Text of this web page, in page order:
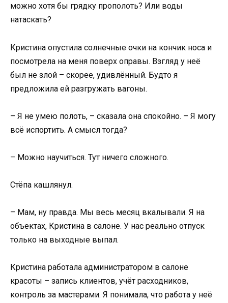
можно хотя бы грядку прополоть? Или воды
натаскать?
Кристина опустила солнечные очки на кончик носа и
посмотрела на меня поверх оправы. Взгляд у неё
был не злой – скорее, удивлённый. Будто я
предложила ей разгружать вагоны.
– Я не умею полоть, – сказала она спокойно. – Я могу
всё испортить. А смысл тогда?
– Можно научиться. Тут ничего сложного.
Стёпа кашлянул.
– Мам, ну правда. Мы весь месяц вкалывали. Я на
объектах, Кристина в салоне. У нас реально отпуск
только на выходные выпал.
Кристина работала администратором в салоне
красоты – запись клиентов, учёт расходников,
контроль за мастерами. Я понимала, что работа у неё